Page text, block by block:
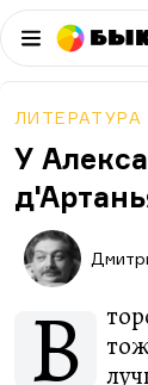
ЛИТЕРАТУРА
У
В